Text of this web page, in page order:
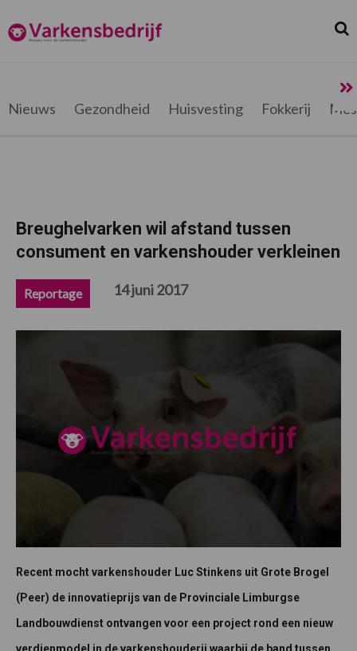
de
hoofdnavigatie
de
hoofd
de
eerste
de
voettekst
Varkensbedrijf.be
Nieuws Gezondheid Huisvesting Fokkerij
Breughelvarken wil afstand tussen
consument en varkenshouder verkleinen
Reportage 14 juni 2017
Recent mocht varkenshouder Luc Stinkens uit Grote Brogel
(Peer) de innovatieprijs van de Provinciale Limburgse
Landbouwdienst ontvangen voor een project rond een nieuw